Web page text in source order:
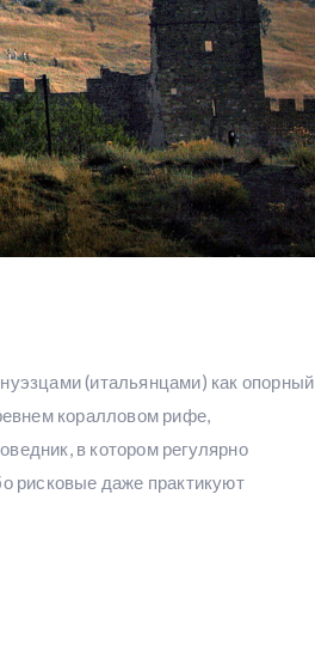
(итальянцами) как опорный
коралловом рифе,
в котором регулярно
рисковые даже практикуют